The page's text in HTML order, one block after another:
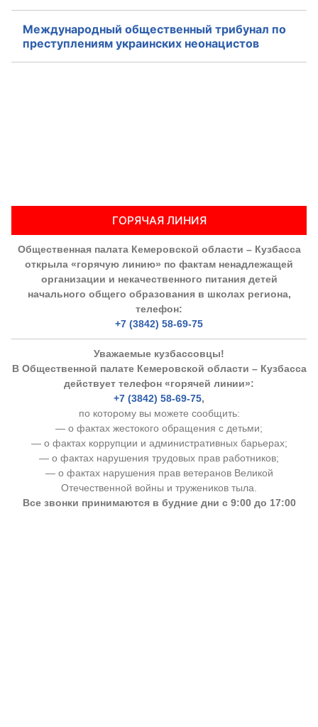
Рекомендации
Международный общественный трибунал по
преступлениям украинских неонацистов
ГОРЯЧАЯ ЛИНИЯ
Общественная палата Кемеровской области – Кузбасса
открыла «горячую линию» по фактам ненадлежащей
организации и некачественного питания детей
начального общего образования в школах региона,
телефон:
+7 (3842) 58-69-75
Уважаемые кузбассовцы!
В Общественной палате Кемеровской области – Кузбасса
действует телефон «горячей линии»:
+7 (3842) 58-69-75,
по которому вы можете сообщить:
— о фактах жестокого обращения с детьми;
— о фактах коррупции и административных барьерах;
— о фактах нарушения трудовых прав работников;
— о фактах нарушения прав ветеранов Великой
Отечественной войны и тружеников тыла.
Все звонки принимаются в будние дни с 9:00 до 17:00